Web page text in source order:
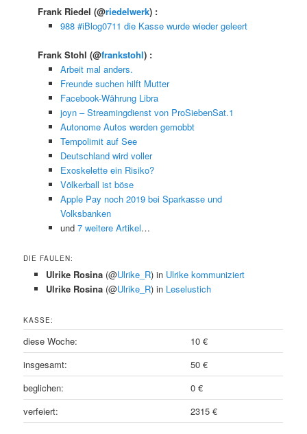
Frank Riedel(@riedelwerk) :
988 #iBlog0711 die Kasse wurde wieder geleert
Frank Stohl(@frankstohl) :
Arbeit mal anders.
Freunde suchen hilft Mutter
Facebook-Währung Libra
joyn – Streamingdienst von ProSiebenSat.1
Autonome Autos werden gemobbt
Tempolimit auf See
Deutschland wird voller
Exoskelette ein Risiko?
Völkerball ist böse
Apple Pay noch 2019 bei Sparkasse und
Volksbanken
und 7 weitere Artikel…
DIE FAULEN:
Ulrike Rosina (@Ulrike_R) in Ulrike kommuniziert
Ulrike Rosina (@Ulrike_R) in Leselustich
KASSE:
diese Woche:
10 €
insgesamt:
50 €
beglichen:
0 €
verfeiert:
2315 €